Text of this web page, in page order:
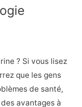
? Si vous lisez
que les gens
de santé,
avantages à